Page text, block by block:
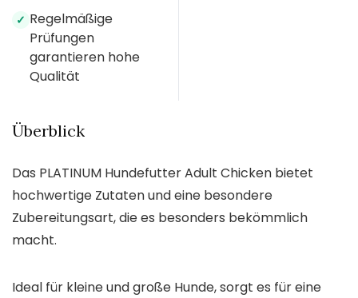
✓ Regelmäßige
Prüfungen
garantieren hohe
Qualität
Überblick
Das PLATINUM Hundefutter Adult Chicken bietet
hochwertige Zutaten und eine besondere
Zubereitungsart, die es besonders bekömmlich
macht.
Ideal für kleine und große Hunde, sorgt es für eine